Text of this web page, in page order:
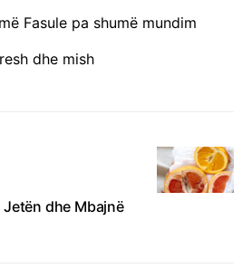
Fasule pa shumë mundim
dhe mish
dhe Mbajnë